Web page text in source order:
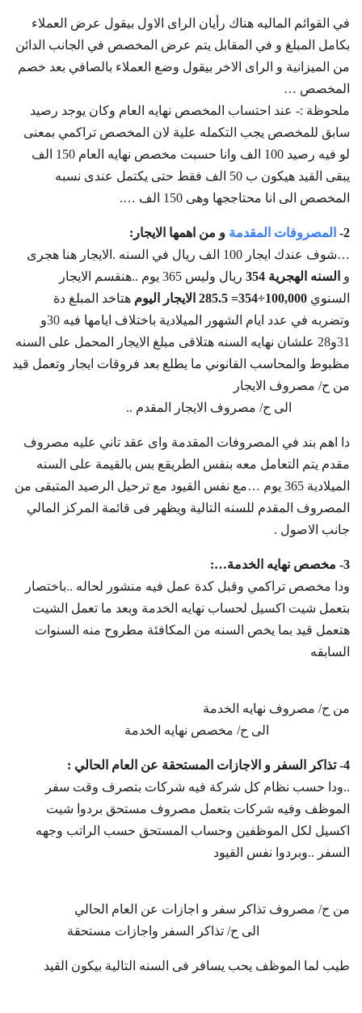
في القوائم الماليه هناك رأيان الراى الاول بيقول عرض العملاء
بكامل المبلغ و في المقابل يتم عرض المخصص في الجانب الدائن
من الميزانية و الراى الاخر بيقول وضع العملاء بالصافي بعد خصم
المخصص …
ملحوظة :- عند احتساب المخصص نهايه العام وكان يوجد رصيد
سابق للمخصص يجب التكمله علية لان المخصص تراكمي بمعنى
لو فيه رصيد 100 الف وانا حسبت مخصص نهايه العام 150 الف
يبقى القيد هيكون ب 50 الف فقط حتى يكتمل عندى نسبه
المخصص الى انا محتاججها وهى 150 الف ….
2- المصروفات المقدمة و من اهمها الايجار:
…شوف عندك ايجار 100 الف ريال في السنه .الايجار هنا هجرى
و السنه الهجرية 354
ريال وليس 365 يوم ..هنقسم الايجار
السنوي 100,000÷354= 285.5 الايجار اليوم
هتاخد المبلغ دة
وتضربه في عدد ايام الشهور الميلادية باختلاف ايامها فيه 30و
31و28 علشان نهايه السنه هتلاقى مبلغ الايجار المحمل على السنه
مظبوط والمحاسب القانوني ما يطلع بعد فروقات ايجار وتعمل قيد
من ح/ مصروف الايجار
الى ح/ مصروف الايجار المقدم ..
دا اهم بند في المصروفات المقدمة واى عقد تاني عليه مصروف
مقدم يتم التعامل معه بنفس الطريقع بس بالقيمة على السنه
الميلادية 365 يوم …مع نفس القيود مع ترحيل الرصيد المتبقى من
المصروف المقدم للسنه التالية ويظهر فى قائمة المركز المالي
جانب الاصول .
3- مخصص نهايه الخدمة…:
ودا مخصص تراكمي وقبل كدة عمل فيه منشور لحاله ..باختصار
بتعمل شيت اكسيل لحساب نهايه الخدمة وبعد ما تعمل الشيت
هتعمل قيد بما يخص السنه من المكافئة مطروح منه السنوات
السابقه
من ح/ مصروف نهايه الخدمة
الى ح/ مخصص نهايه الخدمة
4- تذاكر السفر و الاجازات المستحقة عن العام الحالي :
..ودا حسب نظام كل شركة فيه شركات بتصرف وقت سفر
الموظف وفيه شركات بتعمل مصروف مستحق بردوا شيت
اكسيل لكل الموظفين وحساب المستحق حسب الراتب وجهه
السفر ..وبردوا نفس القيود
من ح/ مصروف تذاكر سفر و اجازات عن العام الحالي
الى ح/ تذاكر السفر واجازات مستحقة
طيب لما الموظف يحب يسافر فى السنه التالية بيكون القيد